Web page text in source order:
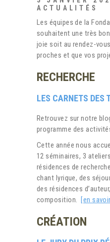
ACTUALITÉS
Les équipes de la
souhaitent une très
joie soit au rendez-
proches et que vos
RECHERCHE
LES CARNETS DES
Retrouvez sur notre
programme des
Cette année nous
12 séminaires, 3
résidences de
chant lyrique, des
des résidences
composition. [en
CRÉATION